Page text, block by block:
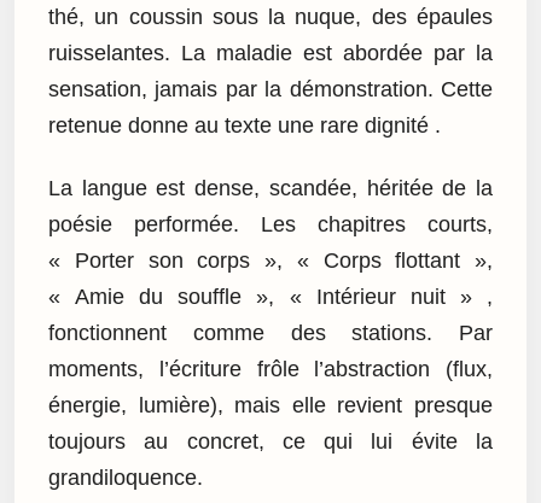
thé, un coussin sous la nuque, des épaules
ruisselantes. La maladie est abordée par la
sensation, jamais par la démonstration. Cette
retenue donne au texte une rare dignité .
La langue est dense, scandée, héritée de la
poésie performée. Les chapitres courts,
« Porter son corps », « Corps flottant »,
« Amie du souffle », « Intérieur nuit » ,
fonctionnent comme des stations. Par
moments, l’écriture frôle l’abstraction (flux,
énergie, lumière), mais elle revient presque
toujours au concret, ce qui lui évite la
grandiloquence.